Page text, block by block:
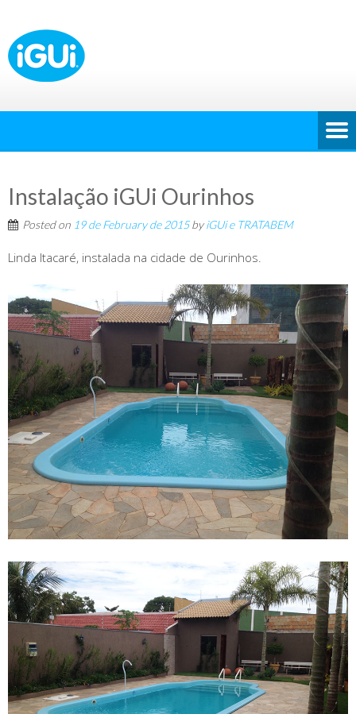
Instalação iGUi Ourinhos
Posted on 19 de February de 2015byiGUi e TRATABEM
Linda Itacaré, instalada na cidade de Ourinhos.